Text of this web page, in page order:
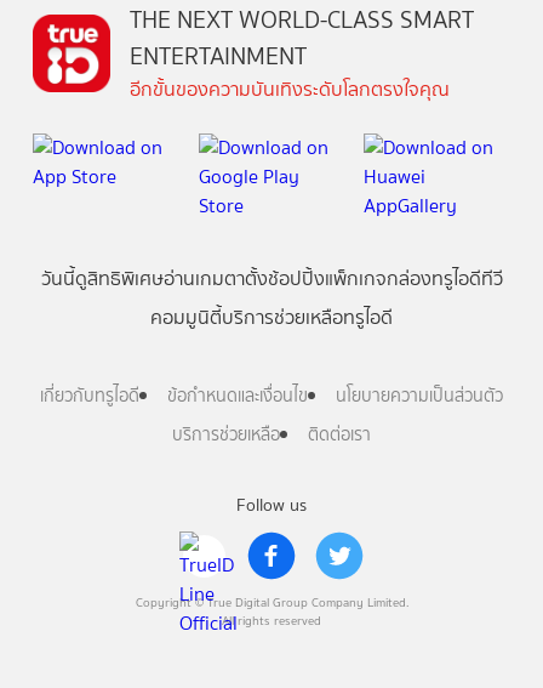
Follow us
Copyright © True Digital Group Company Limited.
All rights reserved
THE NEXT WORLD-CLASS SMART
ENTERTAINMENT
อีกขั้นของความบันเทิงระดับโลกตรงใจคุณ
วันนี้ดูสิทธิพิเศษอ่านเกมตาตั้งช้อปปิ้งแพ็กเกจกล่องทรูไอดีทีวี
คอมมูนิตี้บริการช่วยเหลือทรูไอดี
เกี่ยวกับทรูไอดี ข้อกำหนดและเงื่อนไข
นโยบายความเป็นส่วนตัว
บริการช่วยเหลือ
ติดต่อเรา